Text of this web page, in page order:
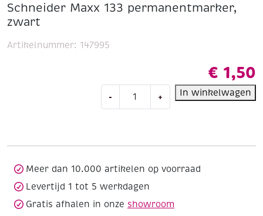
Schneider Maxx 133 permanentmarker,
zwart
€ 1,50
- + In winkelwagen
Artikelnummer: 147995
Meer dan 10.000 artikelen op voorraad
Levertijd 1 tot 5 werkdagen
Gratis afhalen in onze showroom